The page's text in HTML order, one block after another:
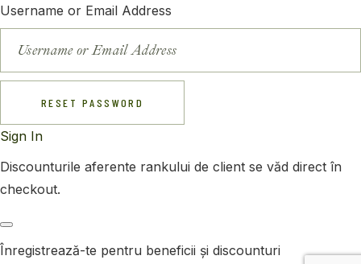
Username or Email Address
RESET PASSWORD
Sign In
Discounturile aferente rankului de client se văd direct în
checkout.
Înregistrează-te pentru beneficii și discounturi